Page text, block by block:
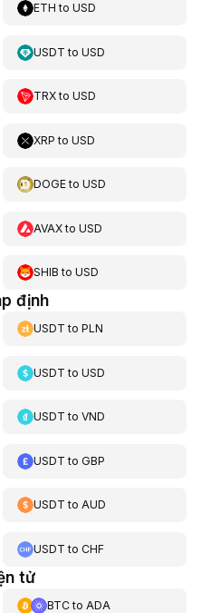
ETH toUSD
USDT toUSD
TRXtoUSD
XRP toUSD
DOGEtoUSD
AVAXtoUSD
SHIB toUSD
định
USDT toPLN
USDT toUSD
USDT toVND
USDT toGBP
USDT toAUD
USDT toCHF
tử
BTCto ADA